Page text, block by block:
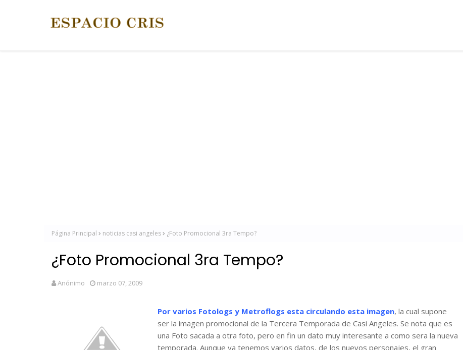
Página Principal noticias casi angeles ¿Foto Promocional 3ra Tempo?
¿Foto Promocional 3ra Tempo?
Anónimo marzo 07, 2009
Por varios Fotologs y Metroflogs esta circulando esta imagen, la cual supone
ser la imagen promocional de la Tercera Temporada de Casi Angeles. Se nota que es
una Foto sacada a otra foto, pero en fin un dato muy interesante a como sera la nueva
temporada. Aunque ya tenemos varios datos, de los nuevos personajes, el gran